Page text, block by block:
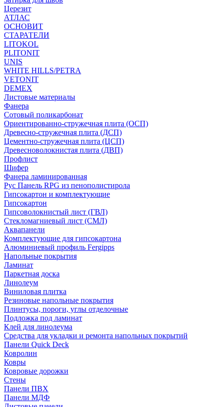
Церезит
АТЛАС
ОСНОВИТ
СТАРАТЕЛИ
LITOKOL
PLITONIT
UNIS
WHITE HILLS/PETRA
VETONIT
DEMEX
Листовые материалы
Фанера
Сотовый поликарбонат
Ориентированно-стружечная плита (ОСП)
Древесно-стружечная плита (ДСП)
Цементно-стружечная плита (ЦСП)
Древесноволокнистая плита (ДВП)
Профлист
Шифер
Фанера ламинированная
Рус Панель RPG из пенополистирола
Гипсокартон и комплектующие
Гипсокартон
Гипсоволокнистый лист (ГВЛ)
Стекломагниевый лист (СМЛ)
Аквапанели
Комплектующие для гипсокартона
Алюминиевый профиль Fergipps
Напольные покрытия
Ламинат
Паркетная доска
Линолеум
Виниловая плитка
Резиновые напольные покрытия
Плинтусы, пороги, углы отделочные
Подложка под ламинат
Клей для линолеума
Средства для укладки и ремонта напольных покрытий
Панели Quick Deck
Ковролин
Ковры
Ковровые дорожки
Стены
Панели ПВХ
Панели МДФ